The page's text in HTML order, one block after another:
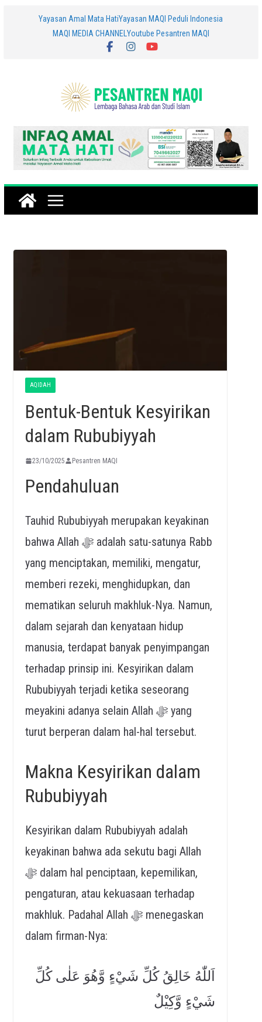
Yayasan Amal Mata HatiYayasan MAQI Peduli Indonesia
MAQI MEDIA CHANNEL Youtube Pesantren MAQI
AQIDAH
Bentuk-Bentuk Kesyirikan
dalam Rububiyyah
23/10/2025 Pesantren MAQI
Pendahuluan
Tauhid Rububiyyah merupakan keyakinan
bahwa Allah ﷻ adalah satu-satunya Rabb
yang menciptakan, memiliki, mengatur,
memberi rezeki, menghidupkan, dan
mematikan seluruh makhluk-Nya. Namun,
dalam sejarah dan kenyataan hidup
manusia, terdapat banyak penyimpangan
terhadap prinsip ini. Kesyirikan dalam
Rububiyyah terjadi ketika seseorang
meyakini adanya selain Allah ﷻ yang
turut berperan dalam hal-hal tersebut.
Makna Kesyirikan dalam
Rububiyyah
Kesyirikan dalam Rububiyyah adalah
keyakinan bahwa ada sekutu bagi Allah
ﷻ dalam hal penciptaan, kepemilikan,
pengaturan, atau kekuasaan terhadap
makhluk. Padahal Allah ﷻ menegaskan
dalam firman-Nya:
اَللّٰهُ خَالِقُ كُلِّ شَيْءٍ وَّهُوَ عَلٰى كُلِّ
شَيْءٍ وَّكِيْلٌ